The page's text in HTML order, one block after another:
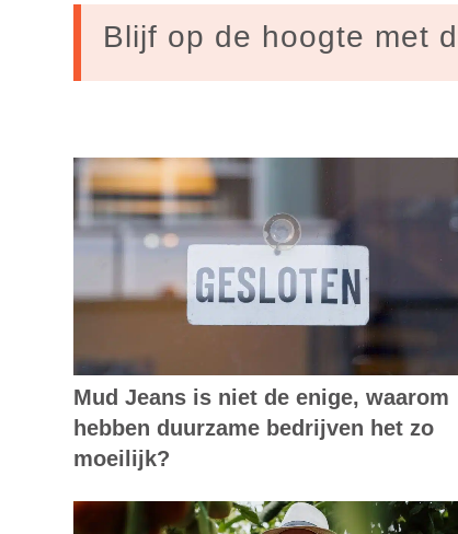
Blijf op de hoogte met
Mud Jeans is niet de enige, waarom
hebben duurzame bedrijven het zo
moeilijk?